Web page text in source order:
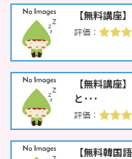
【無料講座
【無料講座
と･･･
【無料韓国